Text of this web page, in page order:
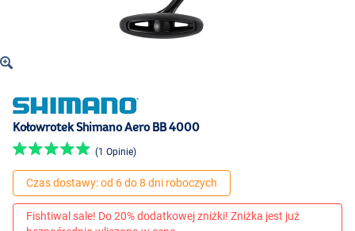
Kołowrotek Shimano Aero BB 4000
(1 Opinie)
Czas dostawy: od 6 do 8 dni roboczych
Fishtiwal sale! Do 20% dodatkowej zniżki! Zniżka jest już